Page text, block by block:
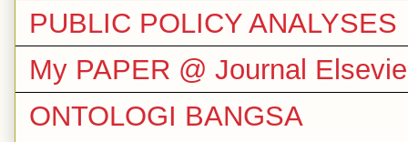
PUBLIC POLICY ANALYSES
My PAPER @ Journal
ONTOLOGI BANGSA